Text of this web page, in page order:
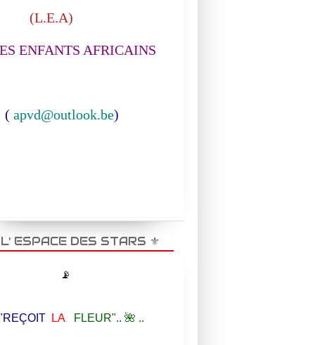
ENFANTS AFRICAINS
apvd@outlook.be)
ESPACE DES STARS ⚜️
📡
LA FLEUR".. 🌺 ..